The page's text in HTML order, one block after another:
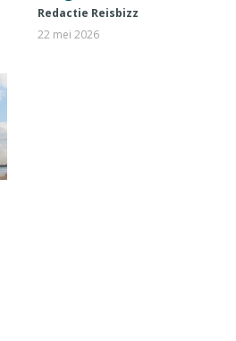
Redactie Reisbizz
22 mei 2026